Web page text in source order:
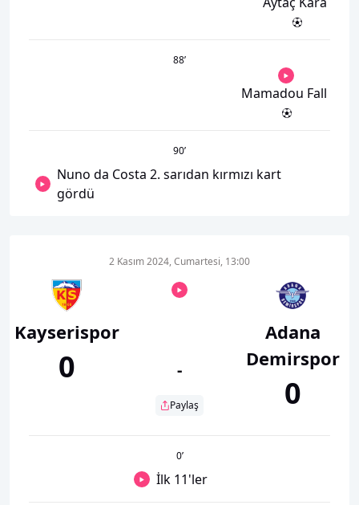
88’
Mamadou Fall
90’
Nuno da Costa 2. sarıdan kırmızı kart
gördü
Kayserispor
0
2 Kasım 2024, Cumartesi, 13:00
-
Paylaş
Adana
Demirspor
0
0’
İlk 11'ler